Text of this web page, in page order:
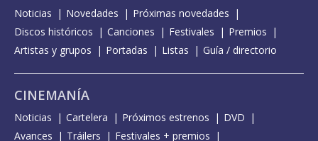
Noticias Novedades
Próximas novedades
Discos históricos
Canciones Festivales
Premios
Artistas y grupos
Portadas Listas Guía / directorio
CINEMANÍA
Noticias Cartelera Próximos estrenos
DVD
Avances
Tráilers
Festivales + premios